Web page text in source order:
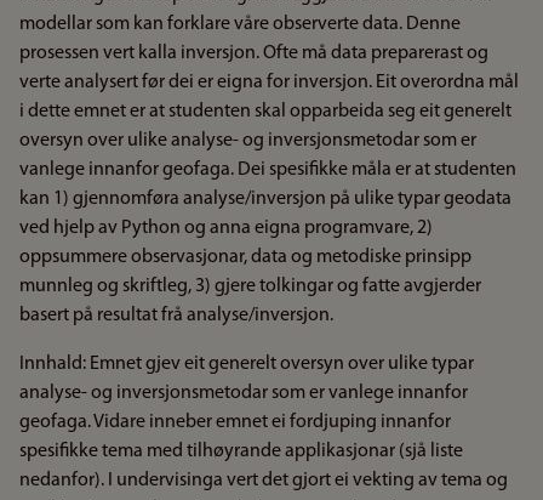
modellar som kan forklare våre observerte data. Denne
prosessen vert kalla inversjon. Ofte må data preparerast og
verte analysert før dei er eigna for inversjon. Eit overordna mål
i dette emnet er at studenten skal opparbeida seg eit generelt
oversyn over ulike analyse- og inversjonsmetodar som er
vanlege innanfor geofaga. Dei spesifikke måla er at studenten
kan 1) gjennomføra analyse/inversjon på ulike typar geodata
ved hjelp av Python og anna eigna programvare, 2)
oppsummere observasjonar, data og metodiske prinsipp
munnleg og skriftleg, 3) gjere tolkingar og fatte avgjerder
basert på resultat frå analyse/inversjon.
Innhald: Emnet gjev eit generelt oversyn over ulike typar
analyse- og inversjonsmetodar som er vanlege innanfor
geofaga. Vidare inneber emnet ei fordjuping innanfor
spesifikke tema med tilhøyrande applikasjonar (sjå liste
nedanfor). I undervisinga vert det gjort ei vekting av tema og